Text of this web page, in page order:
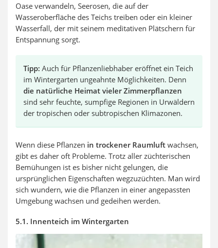
Oase verwandeln, Seerosen, die auf der
Wasseroberfläche des Teichs treiben oder ein kleiner
Wasserfall, der mit seinem meditativen Plätschern für
Entspannung sorgt.
Tipp: Auch für Pflanzenliebhaber eröffnet ein Teich
im Wintergarten ungeahnte Möglichkeiten. Denn
die natürliche Heimat vieler Zimmerpflanzen
sind sehr feuchte, sumpfige Regionen in Urwäldern
der tropischen oder subtropischen Klimazonen.
Wenn diese Pflanzen in trockener Raumluft wachsen,
gibt es daher oft Probleme. Trotz aller züchterischen
Bemühungen ist es bisher nicht gelungen, die
ursprünglichen Eigenschaften wegzuzüchten. Man wird
sich wundern, wie die Pflanzen in einer angepassten
Umgebung wachsen und gedeihen werden.
5.1. Innenteich im Wintergarten